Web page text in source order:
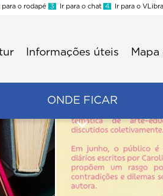
para o rodapé 3 Ir para o chat 4 Ir para o
Informações úteis Mapa
ONDE FICAR